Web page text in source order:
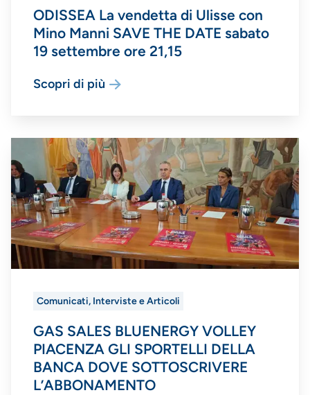
ODISSEA La vendetta di Ulisse con
Mino Manni SAVE THE DATE sabato
19 settembre ore 21,15
Scopri di più
Comunicati, Interviste e Articoli
GAS SALES BLUENERGY VOLLEY
PIACENZA GLI SPORTELLI DELLA
BANCA DOVE SOTTOSCRIVERE
L’ABBONAMENTO